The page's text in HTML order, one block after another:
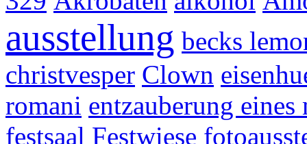
ausstellung becks
christvesper Clown
romani entzauberung eines
festsaal Festwiese